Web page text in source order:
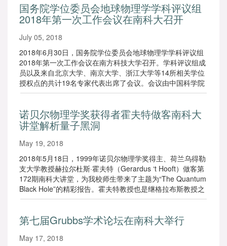
国务院学位委员会地球物理学学科评议组
2018年第一次工作会议在南科大召开
July 05, 2018
2018年6月30日，国务院学位委员会地球物理学学科评议组
2018年第一次工作会议在南方科技大学召开。学科评议组成
员以及来自北京大学、南京大学、浙江大学等14所相关学位
授权点的共计19名专家代表出席了会议。会议由中国科学院
院士、南科大地球与空间科学系主任、学科评议组召集人陈
诺贝尔物理学奖获得者霍夫特做客南科大
讲堂解析量子黑洞
May 19, 2018
2018年5月18日，1999年诺贝尔物理学奖得主、荷兰乌得勒
支大学教授赫拉尔杜斯·霍夫特（Gerardus ‘t Hooft）做客第
172期南科大讲堂，为我校师生带来了主题为“The Quantum
Black Hole”的精彩报告。霍夫特教授也是继格拉布斯教授之
后，一周内到访南科大的第二位诺奖得主。
第七届Grubbs学术论坛在南科大举行
May 17, 2018